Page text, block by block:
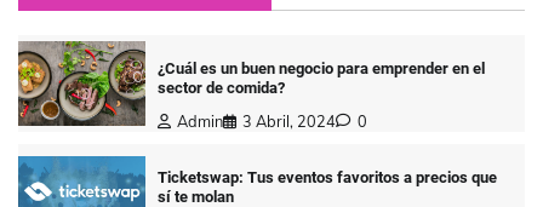
¿Cuál es un buen negocio para emprender en el
sector de comida?
Admin 3 Abril, 2024 0
Ticketswap: Tus eventos favoritos a precios que
sí te molan